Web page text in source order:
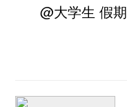
@大学生 假